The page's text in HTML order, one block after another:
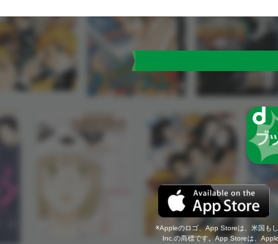
Appleのロゴ、App Storeは、米国も
Inc.の商標です。App Storeは、